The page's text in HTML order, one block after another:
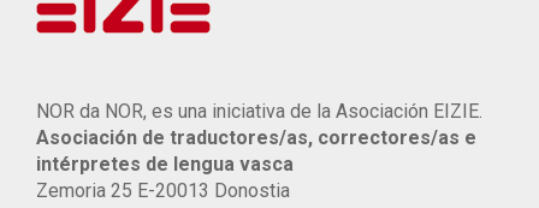
NOR da NOR, es una iniciativa de la Asociación EIZIE.
Asociación de traductores/as, correctores/as e
intérpretes de lengua vasca
Zemoria 25 E-20013 Donostia